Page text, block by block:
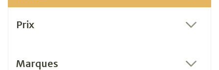
Prix
Marques